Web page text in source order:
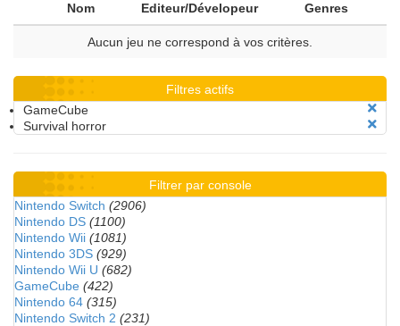
Nom Editeur/Dévelopeur Genres
Aucun jeu ne correspond à vos critères.
Filtres actifs
GameCube
Survival horror
Filtrer par console
Nintendo Switch (2906)
Nintendo DS (1100)
Nintendo Wii (1081)
Nintendo 3DS (929)
Nintendo Wii U (682)
GameCube (422)
Nintendo 64 (315)
Nintendo Switch 2 (231)